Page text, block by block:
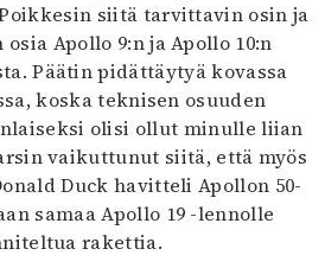
siitä tarvittavin osin ja
Apollo 9:n ja Apollo 10:n
Päätin pidättäytyä kovassa
koska teknisen osuuden
olisi ollut minulle liian
vaikuttunut siitä, että myös
Duck havitteli Apollon 50-
samaa Apollo 19 -lennolle
rakettia.